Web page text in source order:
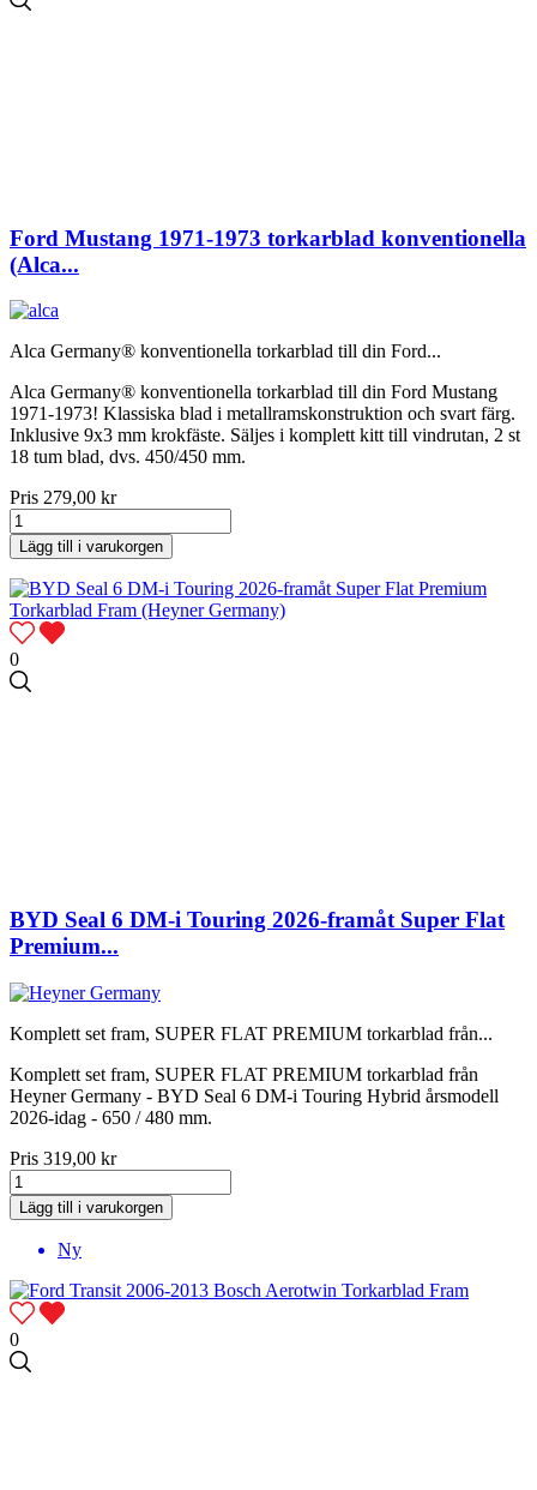
Ford Mustang 1971-1973 torkarblad konventionella
(Alca...
Alca Germany® konventionella torkarblad till din Ford...
Alca Germany® konventionella torkarblad till din Ford Mustang
1971-1973! Klassiska blad i metallramskonstruktion och svart färg.
Inklusive 9x3 mm krokfäste. Säljes i komplett kitt till vindrutan, 2 st
18 tum blad, dvs. 450/450 mm.
Pris 279,00 kr
Lägg till i varukorgen
0
BYD Seal 6 DM-i Touring 2026-framåt Super Flat
Premium...
Komplett set fram, SUPER FLAT PREMIUM torkarblad från...
Komplett set fram, SUPER FLAT PREMIUM torkarblad från
Heyner Germany - BYD Seal 6 DM-i Touring Hybrid årsmodell
2026-idag - 650 / 480 mm.
Pris 319,00 kr
Lägg till i varukorgen
Ny
0